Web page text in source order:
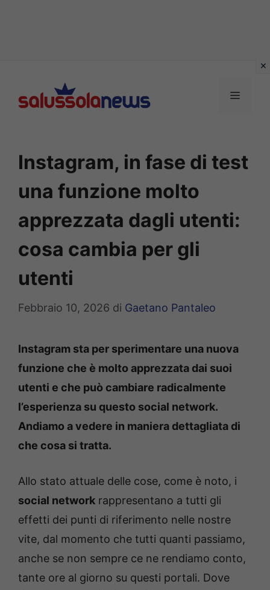
contenuto
MENU
Instagram, in fase di test
una funzione molto
apprezzata dagli utenti:
cosa cambia per gli
utenti
Febbraio 10, 2026 di Gaetano Pantaleo
Instagram sta per sperimentare una nuova
funzione che è molto apprezzata dai suoi
utenti e che può cambiare radicalmente
l’esperienza su questo social network.
Andiamo a vedere in maniera dettagliata di
che cosa si tratta.
Allo stato attuale delle cose, come è noto, i
social network rappresentano a tutti gli
effetti dei punti di riferimento nelle nostre
vite, dal momento che tutti quanti passiamo,
anche se non sempre ce ne rendiamo conto,
tante ore al giorno su questi portali. Dove